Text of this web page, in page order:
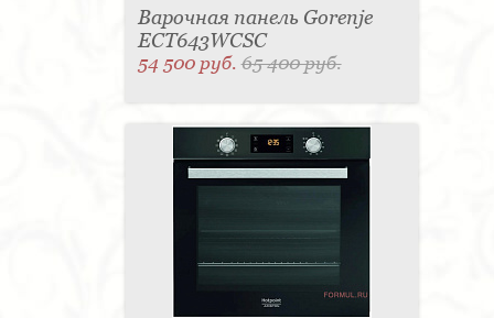
Варочная панель Gorenje
ECT643WCSC
54 500 руб.65 400 руб.